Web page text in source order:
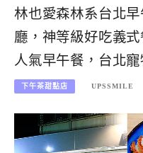
林也愛森林系台北
廳，神等級好吃義
人氣早午餐，台北
下午茶甜點店 UPSSMILE